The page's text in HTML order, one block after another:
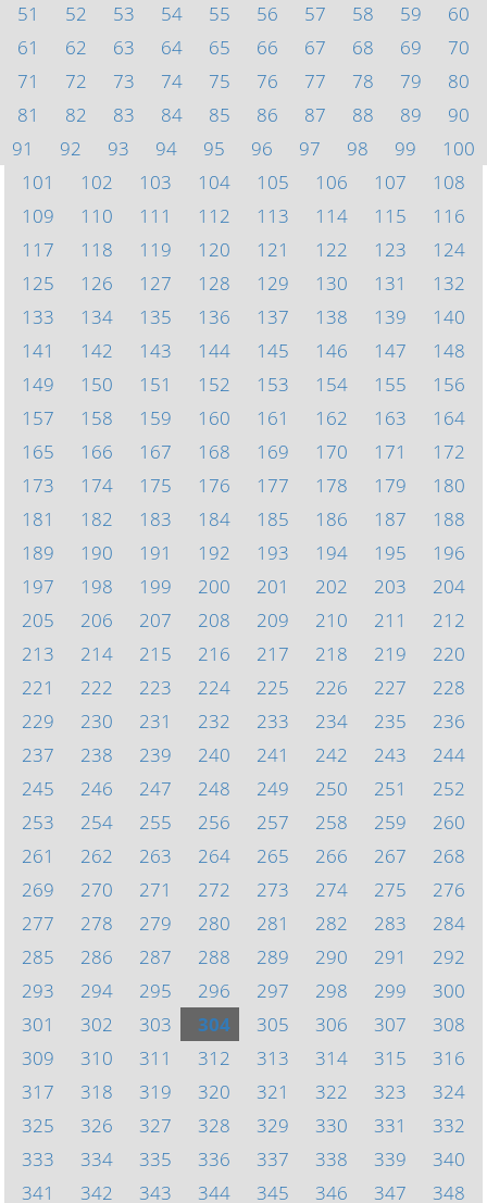
51
52 53 54 55 56 57 58 59
60
61
62 63 64 65 66 67 68 69
70
71
72 73 74 75 76 77 78 79
80
81
82 83 84 85 86 87 88 89
90
91
92 93 94 95 96 97 98 99
100
101
102 103 104 105 106 107
108
109
110 111 112 113 114 115
116
117
118 119 120 121 122 123
124
125
126 127 128 129 130 131
132
133
134 135 136 137 138 139
140
141
142 143 144 145 146 147
148
149
150 151 152 153 154 155
156
157
158 159 160 161 162 163
164
165
166 167 168 169 170 171
172
173
174 175 176 177 178 179
180
181
182 183 184 185 186 187
188
189
190 191 192 193 194 195
196
197
198 199 200 201 202 203
204
205
206 207 208 209 210 211
212
213
214 215 216 217 218 219
220
221
222 223 224 225 226 227
228
229
230 231 232 233 234 235
236
237
238 239 240 241 242 243
244
245
246 247 248 249 250 251
252
253
254 255 256 257 258 259
260
261
262 263 264 265 266 267
268
269
270 271 272 273 274 275
276
277
278 279 280 281 282 283
284
285
286 287 288 289 290 291
292
293
294 295 296 297 298 299
300
301
302 303 304 305 306 307
308
309
310 311 312 313 314 315
316
317
318 319 320 321 322 323
324
325
326 327 328 329 330 331
332
333
334 335 336 337 338 339
340
341
342 343 344 345 346 347 348